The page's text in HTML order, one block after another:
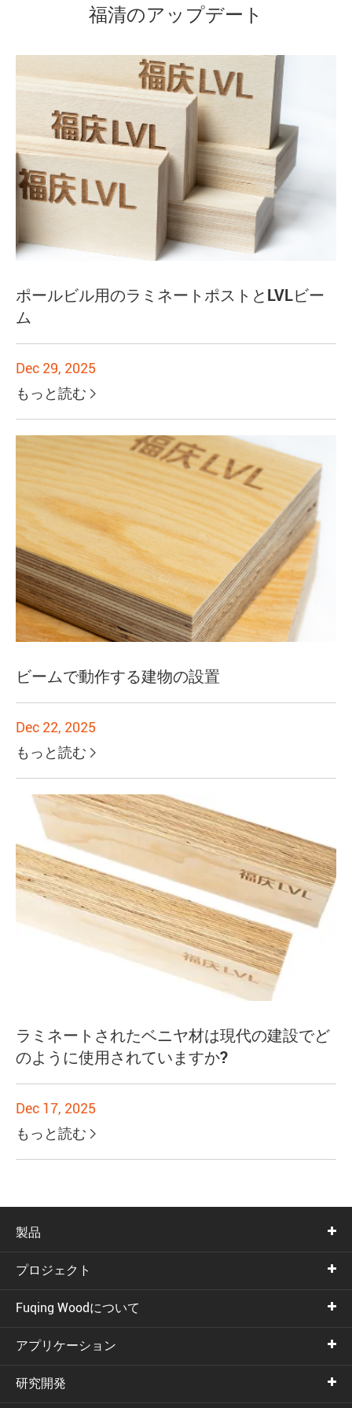
福清のアップデート
ポールビル用のラミネートポストとLVLビー
ム
Dec 29, 2025
もっと読む 
ビームで動作する建物の設置
Dec 22, 2025
もっと読む 
ラミネートされたベニヤ材は現代の建設でど
のように使用されていますか?
Dec 17, 2025
もっと読む 
製品
プロジェクト
Fuqing Woodについて
アプリケーション
研究開発